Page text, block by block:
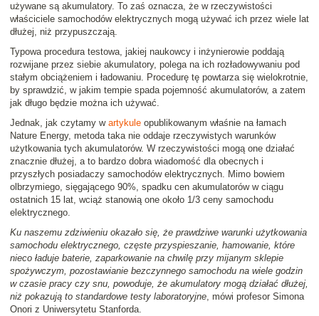
używane są akumulatory. To zaś oznacza, że w rzeczywistości
właściciele samochodów elektrycznych mogą używać ich przez wiele lat
dłużej, niż przypuszczają.
Typowa procedura testowa, jakiej naukowcy i inżynierowie poddają
rozwijane przez siebie akumulatory, polega na ich rozładowywaniu pod
stałym obciążeniem i ładowaniu. Procedurę tę powtarza się wielokrotnie,
by sprawdzić, w jakim tempie spada pojemność akumulatorów, a zatem
jak długo będzie można ich używać.
Jednak, jak czytamy w artykule opublikowanym właśnie na łamach
Nature Energy, metoda taka nie oddaje rzeczywistych warunków
użytkowania tych akumulatorów. W rzeczywistości mogą one działać
znacznie dłużej, a to bardzo dobra wiadomość dla obecnych i
przyszłych posiadaczy samochodów elektrycznych. Mimo bowiem
olbrzymiego, sięgającego 90%, spadku cen akumulatorów w ciągu
ostatnich 15 lat, wciąż stanowią one około 1/3 ceny samochodu
elektrycznego.
Ku naszemu zdziwieniu okazało się, że prawdziwe warunki użytkowania
samochodu elektrycznego, częste przyspieszanie, hamowanie, które
nieco ładuje baterie, zaparkowanie na chwilę przy mijanym sklepie
spożywczym, pozostawianie bezczynnego samochodu na wiele godzin
w czasie pracy czy snu, powoduje, że akumulatory mogą działać dłużej,
niż pokazują to standardowe testy laboratoryjne, mówi profesor Simona
Onori z Uniwersytetu Stanforda.